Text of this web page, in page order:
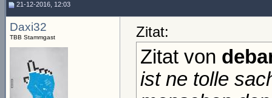
21-12-2016, 12:03
Daxi32
TBB Stammgast Zitat:
Zitat von
ist ne tolle